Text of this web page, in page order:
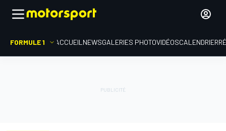
FORMULE 1 ACCUEIL NEWSGALERIES PHOTOVIDÉOSCALENDRIER